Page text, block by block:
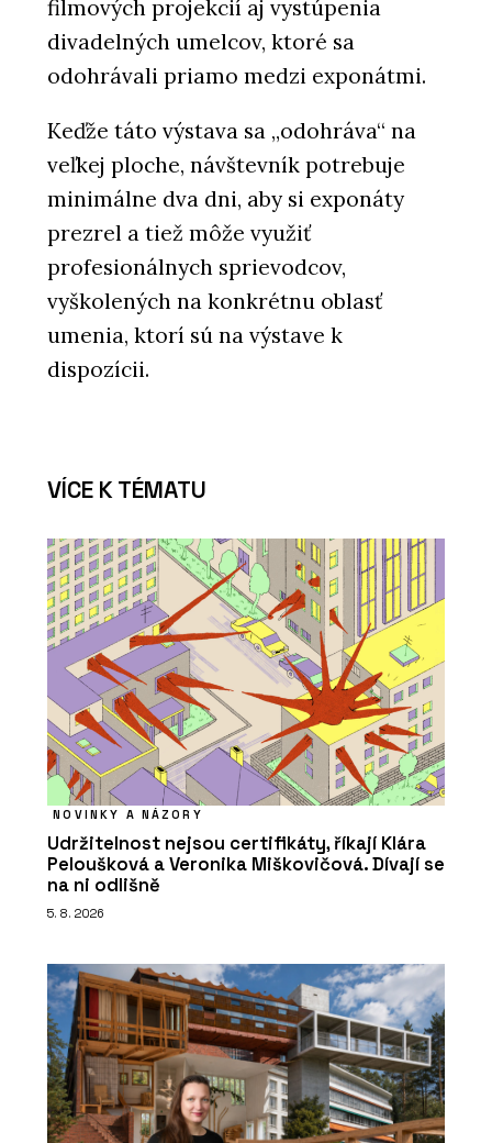
filmových projekcií aj vystúpenia
divadelných umelcov, ktoré sa
odohrávali priamo medzi exponátmi.
Keďže táto výstava sa „odohráva“ na
veľkej ploche, návštevník potrebuje
minimálne dva dni, aby si exponáty
prezrel a tiež môže využiť
profesionálnych sprievodcov,
vyškolených na konkrétnu oblasť
umenia, ktorí sú na výstave k
dispozícii.
VÍCE K TÉMATU
NOVINKY A NÁZORY
Udržitelnost nejsou certifikáty, říkají Klára
Peloušková a Veronika Miškovičová. Dívají se
na ni odlišně
5. 8. 2026